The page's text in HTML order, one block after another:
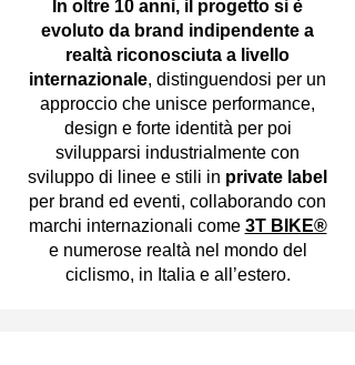
In oltre 10 anni, il progetto si è
evoluto da brand indipendente a
realtà riconosciuta a livello
internazionale, distinguendosi per un
approccio che unisce performance,
design e forte identità per poi
svilupparsi industrialmente con
sviluppo di linee e stili in private label
per brand ed eventi, collaborando con
marchi internazionali come 3T BIKE®
e numerose realtà nel mondo del
ciclismo, in Italia e all’estero.